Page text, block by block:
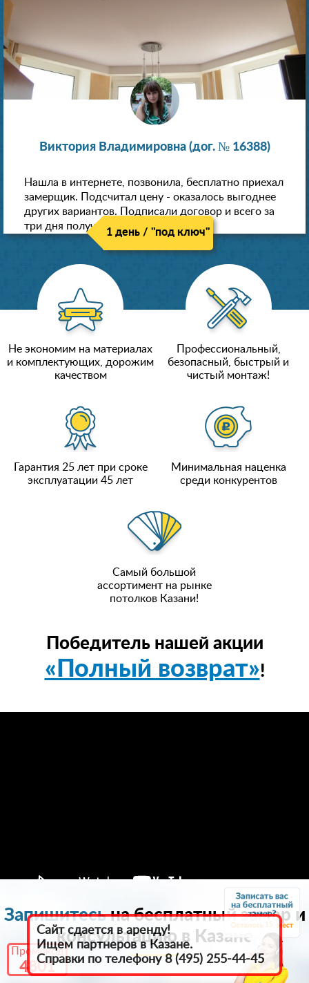
15
Промокод
4801
Виктория Владимировна (дог. № 16388)
Нашла в интернете, позвонила, бесплатно приехал
замерщик. Подсчитал цену - оказалось выгоднее
других вариантов. Подписали договор и всего за
три дня получили новые потолки!
1 день / "под ключ"
Не экономим на материалах
и комплектующих, дорожим
качеством
Профессиональный,
безопасный, быстрый и
чистый монтаж!
Гарантия 25 лет при сроке
эксплуатации 45 лет
Минимальная наценка
среди конкурентов
Самый большой
ассортимент на рынке
потолков Казани!
Победитель нашей акции
«Полный возврат»!
Запишитесьна бесплатный замер и
консультацию в Казанe
Сайт сдается в аренду!
Ищем партнеров в Казанe.
Справки по телефону 8 (495) 255-44-45